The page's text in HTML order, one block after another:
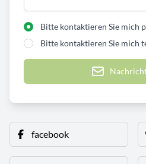
Bitte kontaktieren Sie mich
Bitte kontaktieren Sie mich
facebook